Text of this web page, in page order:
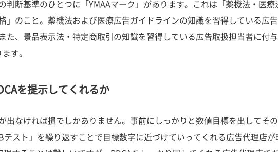
判断基準のひとつに「YMAAマーク」があります。これは「薬機法・医療
のこと。薬機法および医療広告ガイドラインの知識を習得している広
た、景品表示法・特定商取引の知識を習得している広告取扱担当者に付
す。
を提示してくれるか
出なければ損でしかありません。事前にしっかりと数値目標を出してそ
テスト」を繰り返すことで目標数字に近づけていってくれる広告代理店が